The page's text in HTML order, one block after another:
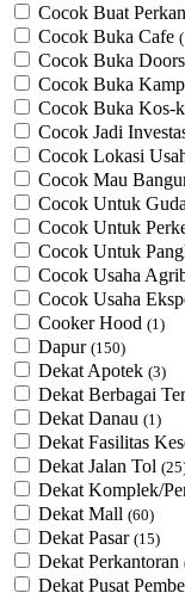
Cocok Buat
Cocok Buka Cafe
Cocok Buka
Cocok Buka
Cocok Buka Kos-
Cocok Jadi
Cocok Lokasi
Cocok Mau
Cocok Untuk
Cocok Untuk
Cocok Untuk
Cocok Usaha
Cocok Usaha
Cooker Hood (1)
Dapur (150)
Dekat Apotek (3)
Dekat Berbagai
Dekat Danau (1)
Dekat Fasilitas
Dekat Jalan Tol
Dekat Komplek/
Dekat Mall (60)
Dekat Pasar (15)
Dekat Perkantoran
Dekat Pusat